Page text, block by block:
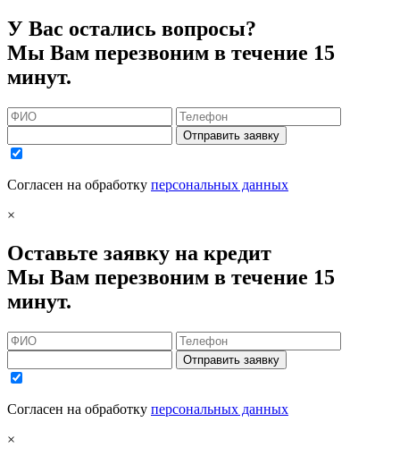
У Вас остались вопросы?
Мы Вам перезвоним в течение 15
минут.
Отправить заявку
Согласен на обработку персональных данных
×
Оставьте заявку на кредит
Мы Вам перезвоним в течение 15
минут.
Отправить заявку
Согласен на обработку персональных данных
×